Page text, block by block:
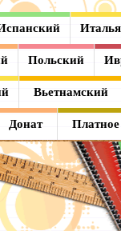
Польский
Вьетнамский
Донат Платное